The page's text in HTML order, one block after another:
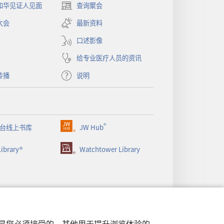
华见证人见面 查询聚会
（打
开
新
窗
口）
会
最新资料
口述影像
给专业医疗人员的资讯
播
说明
线上书库 JW Hub®
（打
开
新
Watchtower Library